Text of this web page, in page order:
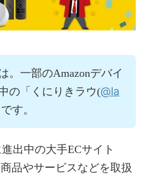
。一部のAmazonデバイ
の「くにりきラウ(@la
す。
出中の大手ECサイト
品やサービスなどを取扱